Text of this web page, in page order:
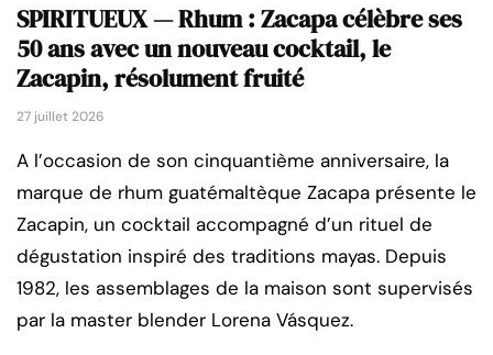
SPIRITUEUX — Rhum : Zacapa célèbre ses
50 ans avec un nouveau cocktail, le
Zacapin, résolument fruité
27 juillet 2026
A l’occasion de son cinquantième anniversaire, la
marque de rhum guatémaltèque Zacapa présente le
Zacapin, un cocktail accompagné d’un rituel de
dégustation inspiré des traditions mayas. Depuis
1982, les assemblages de la maison sont supervisés
par la master blender Lorena Vásquez.